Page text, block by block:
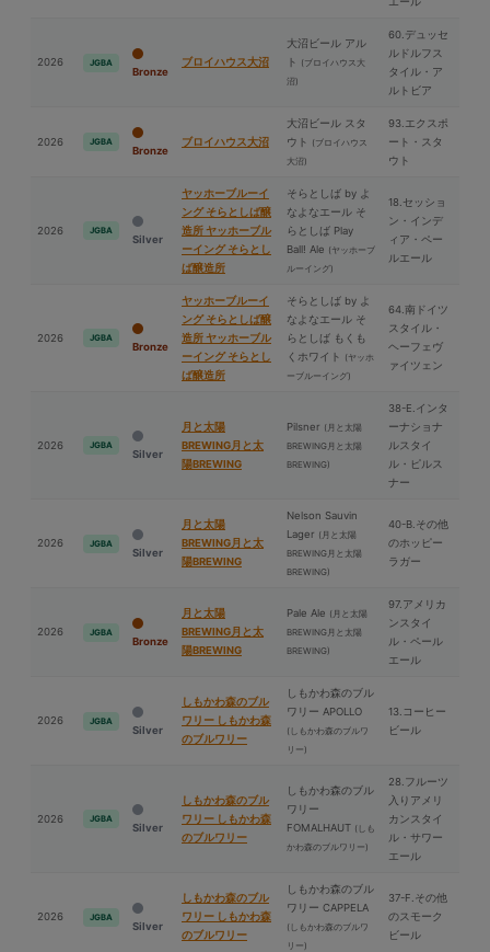
2026 JGBA
Bronze
ブロイハウス⼤沼
⼤沼ビール アル
ト (ブロイハウス⼤
沼)
60.デュッセ
ルドルフス
タイル・ア
ルトビア
2026 JGBA
Bronze
ブロイハウス⼤沼
⼤沼ビール スタ
ウト (ブロイハウス
⼤沼)
93.エクスポ
ート・スタ
ウト
2026 JGBA
Silver
ヤッホーブルーイ
ング そらとしば醸
造所 ヤッホーブル
ーイング そらとし
ば醸造所
そらとしば by よ
なよなエール そ
らとしば Play
Ball! Ale (ヤッホーブ
ルーイング)
18.セッショ
ン・インデ
ィア・ペー
ルエール
2026 JGBA
Bronze
ヤッホーブルーイ
ング そらとしば醸
造所 ヤッホーブル
ーイング そらとし
ば醸造所
そらとしば by よ
なよなエール そ
らとしば もくも
くホワイト (ヤッホ
ーブルーイング)
64.南ドイツ
スタイル・
ヘーフェヴ
ァイツェン
2026 JGBA
Silver
⽉と太陽
BREWING⽉と太
陽BREWING
Pilsner (⽉と太陽
BREWING⽉と太陽
BREWING)
38-E.インタ
ーナショナ
ルスタイ
ル・ピルス
ナー
2026 JGBA
Silver
⽉と太陽
BREWING⽉と太
陽BREWING
Nelson Sauvin
Lager (⽉と太陽
BREWING⽉と太陽
BREWING)
40-B.その他
のホッピー
ラガー
2026 JGBA
Bronze
⽉と太陽
BREWING⽉と太
陽BREWING
Pale Ale (⽉と太陽
BREWING⽉と太陽
BREWING)
97.アメリカ
ンスタイ
ル・ペール
エール
2026 JGBA
Silver
しもかわ森のブル
ワリー しもかわ森
のブルワリー
しもかわ森のブル
ワリー APOLLO
(しもかわ森のブルワ
リー)
13.コーヒー
ビール
2026 JGBA
Silver
しもかわ森のブル
ワリー しもかわ森
のブルワリー
しもかわ森のブル
ワリー
FOMALHAUT (しも
かわ森のブルワリー)
28.フルーツ
入りアメリ
カンスタイ
ル・サワー
エール
2026 JGBA
Silver
しもかわ森のブル
ワリー しもかわ森
のブルワリー
しもかわ森のブル
ワリー CAPPELA
(しもかわ森のブルワ
リー)
37-F.その他
のスモーク
ビール